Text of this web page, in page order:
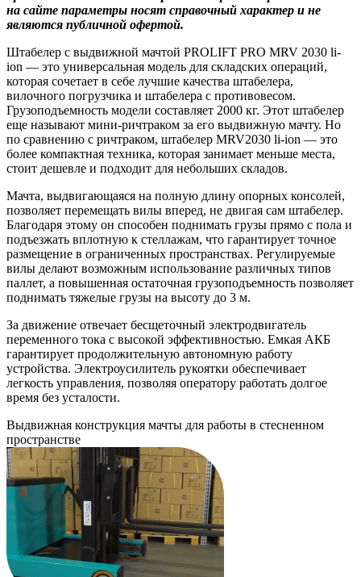
на сайте параметры носят справочный характер и не
являются публичной офертой.
Штабелер с выдвижной мачтой PROLIFT PRO MRV 2030 li-
ion — это универсальная модель для складских операций,
которая сочетает в себе лучшие качества штабелера,
вилочного погрузчика и штабелера с противовесом.
Грузоподъемность модели составляет 2000 кг. Этот штабелер
еще называют мини-ричтраком за его выдвижную мачту. Но
по сравнению с ричтраком, штабелер MRV2030 li-ion — это
более компактная техника, которая занимает меньше места,
стоит дешевле и подходит для небольших складов.
Мачта, выдвигающаяся на полную длину опорных консолей,
позволяет перемещать вилы вперед, не двигая сам штабелер.
Благодаря этому он способен поднимать грузы прямо с пола и
подъезжать вплотную к стеллажам, что гарантирует точное
размещение в ограниченных пространствах. Регулируемые
вилы делают возможным использование различных типов
паллет, а повышенная остаточная грузоподъемность позволяет
поднимать тяжелые грузы на высоту до 3 м.
За движение отвечает бесщеточный электродвигатель
переменного тока с высокой эффективностью. Емкая АКБ
гарантирует продолжительную автономную работу
устройства. Электроусилитель рукоятки обеспечивает
легкость управления, позволяя оператору работать долгое
время без усталости.
Выдвижная конструкция мачты для работы в стесненном
пространстве